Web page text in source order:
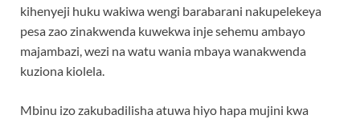
kihenyeji huku wakiwa wengi barabarani nakupelekeya
pesa zao zinakwenda kuwekwa inje sehemu ambayo
majambazi, wezi na watu wania mbaya wanakwenda
kuziona kiolela.
Mbinu izo zakubadilisha atuwa hiyo hapa mujini kwa